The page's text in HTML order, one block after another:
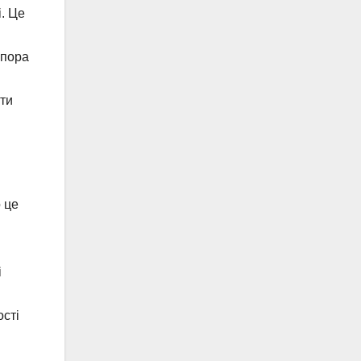
Це
це